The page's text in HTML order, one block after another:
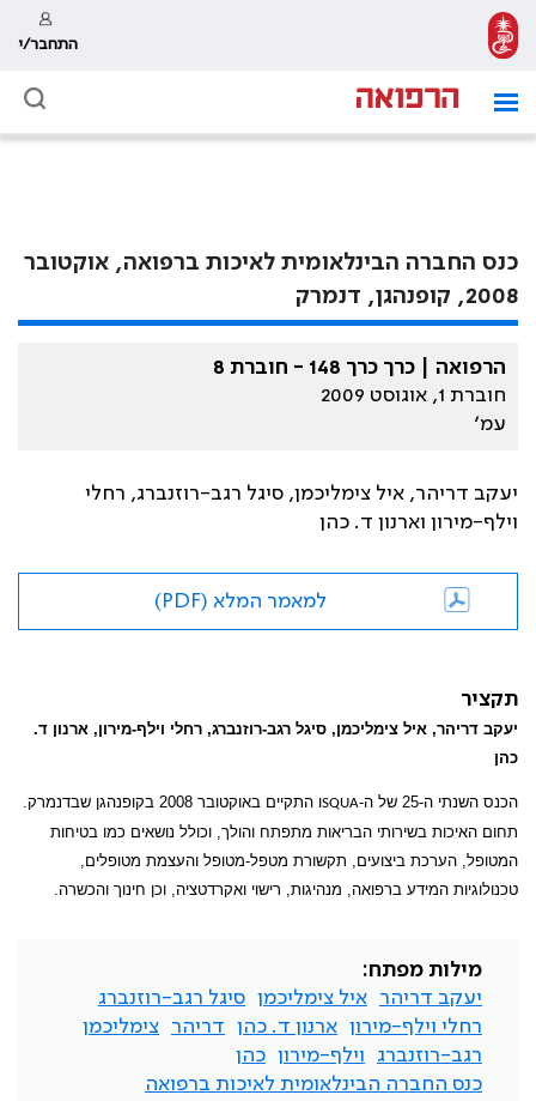
התחבר/י
כנס החברה הבינלאומית לאיכות ברפואה, אוקטובר
2008, קופנהגן, דנמרק
הרפואה | כרך כרך 148 - חוברת 8
חוברת 1, אוגוסט 2009
עמ׳
יעקב דריהר, איל צימליכמן, סיגל רגב-רוזנברג, רחלי
וילף-מירון וארנון ד. כהן
למאמר המלא (PDF)
תקציר
יעקב דריהר, איל צימליכמן, סיגל רגב-רוזנברג, רחלי וילף-מירון, ארנון ד.
כהן
הכנס השנתי ה-25 של ה- ISQUA
התקיים באוקטובר 2008 בקופנהגן שבדנמרק.
תחום האיכות בשירותי הבריאות מתפתח והולך, וכולל נושאים כמו בטיחות
המטופל, הערכת ביצועים, תקשורת מטפל-מטופל והעצמת מטופלים,
טכנולוגיות המידע ברפואה, מנהיגות, רישוי ואקרדטציה, וכן חינוך והכשרה.
מילות מפתח:
יעקב דריהר
איל צימליכמן סיגל רגב-רוזנברג
רחלי וילף-מירון ארנון ד. כהן דריהר
צימליכמן
רגב-רוזנברג
וילף-מירון כהן
כנס החברה הבינלאומית לאיכות ברפואה